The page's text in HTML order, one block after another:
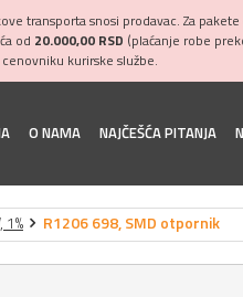
transporta snosi prodavac. Za
od 20.000,00 RSD (plaćanje robe
kurirske službe.
O NAMA NAJČEŠĆA PITANJA
R1206 698, SMD otpornik